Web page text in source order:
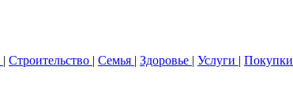
| Строительство | Семья | Здоровье | Услуги | Покупки